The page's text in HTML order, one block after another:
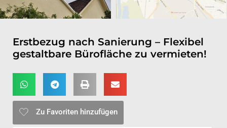
Erstbezug nach Sanierung – Flexibel
gestaltbare Bürofläche zu vermieten!
Zu Favoriten hinzufügen